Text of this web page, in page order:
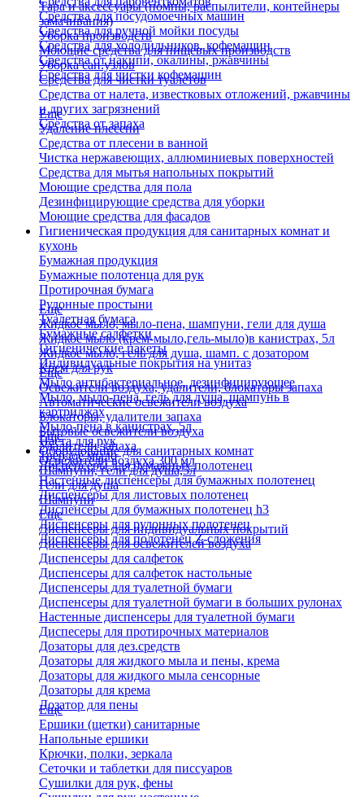
Средства для посудомоечных машин
Средства для ручной мойки посуды
Средства для холодильников, кофемашин
Средства от накипи, окалины, ржавчины
Средства для чистки кофемашин
Тара и аксессуары (помпы, распылители, контейнеры
замачивания)
Уборка производств
Моющие средства для пищевых производств
Уборка сан.узлов
Средства для чистки туалетов
Средства от налета, известковых отложений, ржавчины
и других загрязнений
Средства от запаха
Еще
Удаление плесени
Средства от плесени в ванной
Чистка нержавеющих, аллюминиевых поверхностей
Средства для мытья напольных покрытий
Моющие средства для пола
Дезинфицирующие средства для уборки
Моющие средства для фасадов
Гигиеническая продукция для санитарных комнат и
кухонь
Бумажная продукция
Бумажные полотенца для рук
Протирочная бумага
Рулонные простыни
Туалетная бумага
Бумажные салфетки
Гигиенические пакеты
Индивидуальные покрытия на унитаз
Еще
Жидкое мыло, мыло-пена, шампуни, гели для душа
Жидкое мыло (крем-мыло,гель-мыло)в канистрах, 5л
Жидкое мыло, гель для душа, шамп. с дозатором
Крем для рук
Мыло антибактериальное, дезинфицирующее
Мыло, мыло-пена, гель для душа, шампунь в
картриджах
Мыло-пена в канистрах, 5л
Паста для рук
Твердое мыло
Шампуни, гели для душа,5л
Гели для душа
Шампуни
Еще
Освежители воздуха, удалители, блокаторы запаха
Автоматические освежители воздуха
Блокаторы, удалители запаха
Бытовые освежители воздуха
Удалители запаха
Освежители воздуха 300 мл
Еще
Оборудование для санитарных комнат
Диспенсеры для бумажных полотенец
Настенные диспенсеры для бумажных полотенец
Диспенсеры для листовых полотенец
Диспенсеры для бумажных полотенец h3
Диспенсеры для рулонных полотенец
Диспенсеры для полотенец Z-сложения
Еще
Диспенсеры для индивидуальных покрытий
Диспенсеры для освежителей воздуха
Диспенсеры для салфеток
Диспенсеры для салфеток настольные
Диспенсеры для туалетной бумаги
Диспенсеры для туалетной бумаги в больших рулонах
Настенные диспенсеры для туалетной бумаги
Диспесеры для протирочных материалов
Дозаторы для дез.средств
Дозаторы для жидкого мыла и пены, крема
Дозаторы для жидкого мыла сенсорные
Дозаторы для крема
Дозатор для пены
Еще
Ершики (щетки) санитарные
Напольные ершики
Крючки, полки, зеркала
Сеточки и таблетки для писсуаров
Сушилки для рук, фены